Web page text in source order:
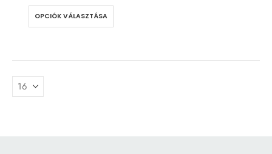
OPCIÓK VÁLASZTÁSA